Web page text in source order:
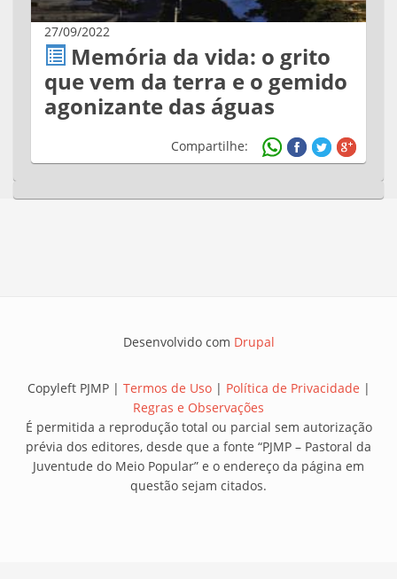
27/09/2022
Memória da vida: o grito
que vem da terra e o gemido
agonizante das águas
Compartilhe:
Desenvolvido com Drupal
Copyleft PJMP | Termos de Uso| Política de Privacidade |
Regras e Observações
É permitida a reprodução total ou parcial sem autorização
prévia dos editores, desde que a fonte “PJMP – Pastoral da
Juventude do Meio Popular” e o endereço da página em
questão sejam citados.